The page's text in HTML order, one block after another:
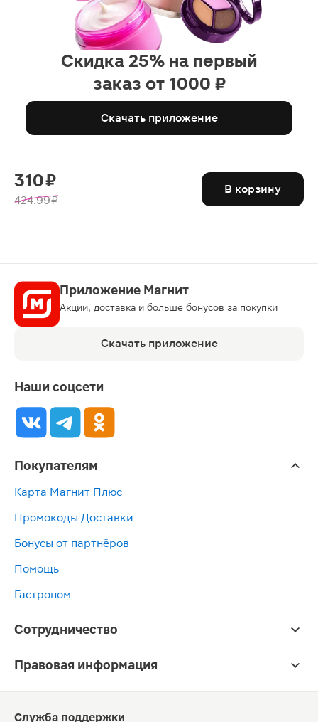
Скидка 25% на первый
заказ от 1000 ₽
Скачать приложение
310 ₽
424.99 ₽
В корзину
Приложение Магнит
Акции, доставка и больше бонусов за покупки
Скачать приложение
Наши соцсети
Покупателям
Карта Магнит Плюс
Промокоды Доставки
Бонусы от партнёров
Помощь
Гастроном
Сотрудничество
Правовая информация
Служба поддержки